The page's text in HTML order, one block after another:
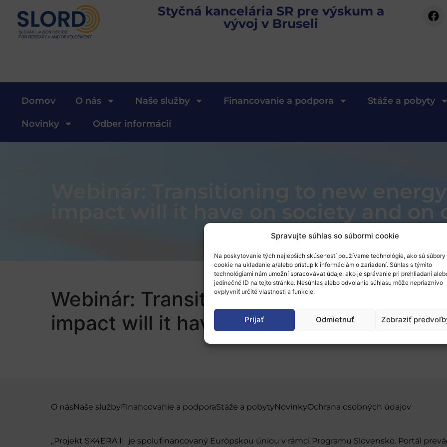
Spravujte súhlas so súbormi cookie
Na poskytovanie tých najlepších skúseností používame technológie, ako sú súbory
cookie na ukladanie a/alebo prístup k informáciám o zariadení. Súhlas s týmito
technológiami nám umožní spracovávať údaje, ako je správanie pri prehliadaní
jedinečné ID na tejto stránke. Nesúhlas alebo odvolanie súhlasu môže nepriaznivo
ovplyvniť určité vlastnosti a funkcie.
Prijať Odmietnuť Zobraziť
Styčná kancelária SR pre výskum a
vývoj v Bruseli
Domov O nás Naše služby Financovanie a podpora Stáže a pobyty
Novinky Odber informácií
Webinár: Transitioning to new
impact will it have on society and on
Webinár: Transitioning to new energy
impact will it have on society and on our
O násNaše službyFinancovanie a podporaStáže a pobytyNovinkyOchrana osobných údajov
„Projekt SK4ERA II je spolufinancovaný Európskou úniou v rámci Programu Slovensko. Portál